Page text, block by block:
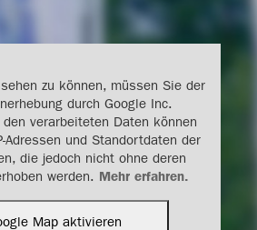
Co. KG
zu können, müssen Sie der
durch Google Inc.
verarbeiteten Daten können
Adressen und Standortdaten der
die jedoch nicht ohne deren
werden. Mehr erfahren.
Map aktivieren